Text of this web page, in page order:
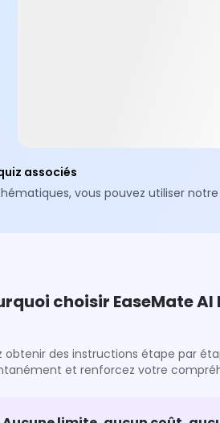
associés
vous pouvez utiliser
choisir EaseMate
obtenir des instructions étape par
et renforcez votre